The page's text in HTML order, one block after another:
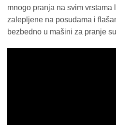
mnogo pranja na svim vrstama
zalepljene na posudama i
bezbedno u mašini za pranje